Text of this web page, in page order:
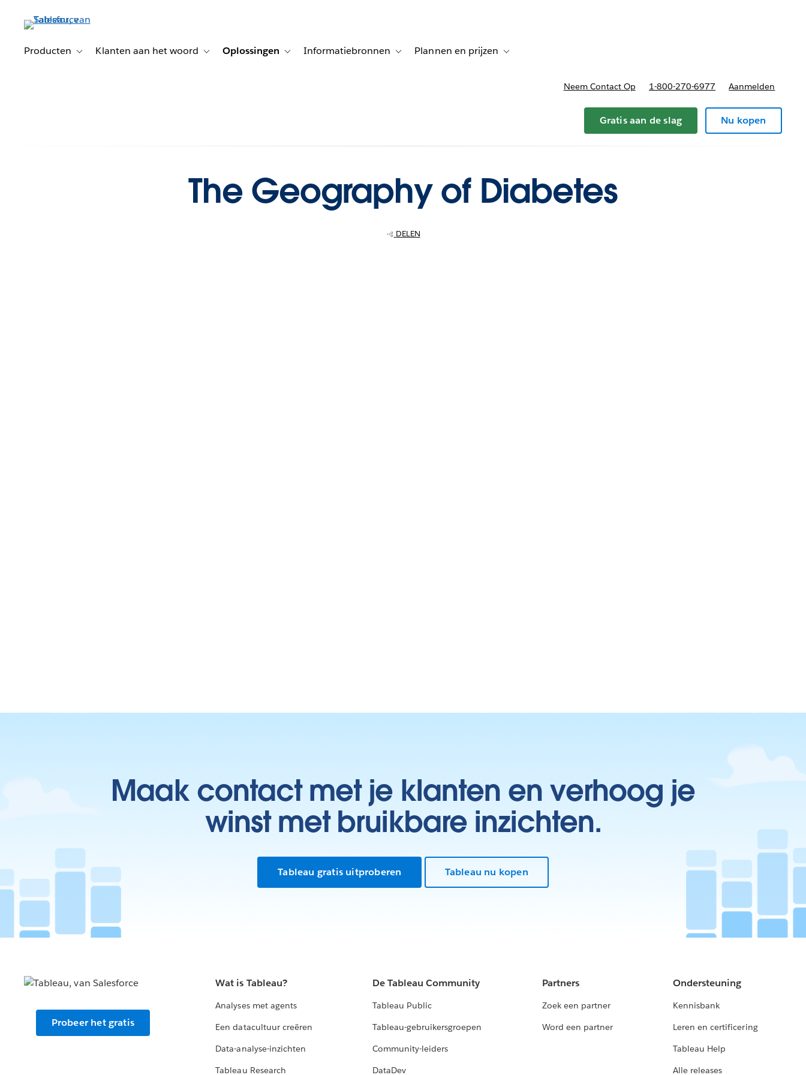
Producten
Toggle sub-navigation for Producten
Klanten aan het woord Toggle sub-navigation for Klanten aan het woord
Oplossingen Toggle sub-navigation for Oplossingen
Informatiebronnen Toggle sub-navigation for Informatiebronnen
Plannen en prijzen Toggle sub-navigation for Plannen en prijzen
Neem Contact Op 1-800-270-6977 Aanmelden
Gratis aan de slag Nu kopen
The Geography of Diabetes
DELEN
Maak contact met je klanten en verhoog je
winst met bruikbare inzichten.
Tableau gratis uitproberen Tableau nu kopen
Probeer het gratis
Wat is Tableau?
Analyses met agents
Een datacultuur creëren
Data-analyse-inzichten
Tableau Research
De Tableau Community
Tableau Public
Tableau-gebruikersgroepen
Community-leiders
DataDev
Partners
Zoek een partner
Word een partner
Ondersteuning
Kennisbank
Leren en certificering
Tableau Help
Alle releases